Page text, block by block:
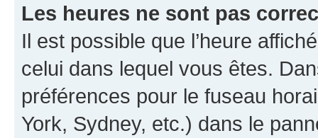
Les heures ne sont pas
Il est possible que l’heure
celui dans lequel vous êtes.
préférences pour le fuseau
York, Sydney, etc.) dans le